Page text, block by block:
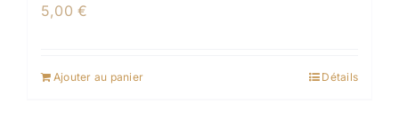
5,00€
Ajouter au panier Détails